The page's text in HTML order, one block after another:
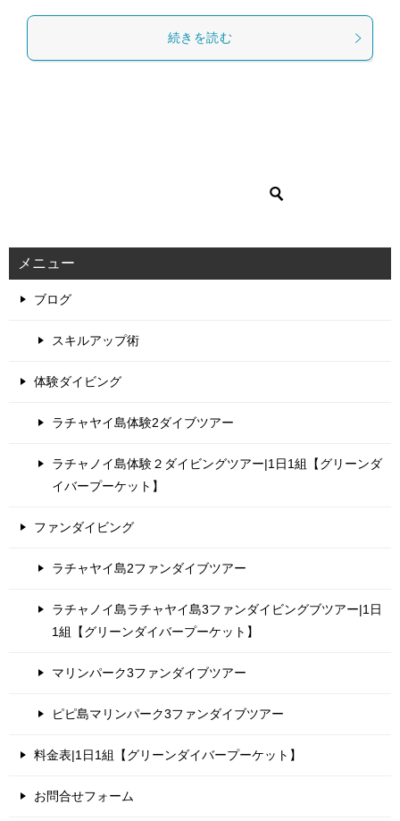
続きを読む
メニュー
ブログ
スキルアップ術
体験ダイビング
ラチャヤイ島体験2ダイブツアー
ラチャノイ島体験２ダイビングツアー|1日1組【グリーンダ
イバープーケット】
ファンダイビング
ラチャヤイ島2ファンダイブツアー
ラチャノイ島ラチャヤイ島3ファンダイビングブツアー|1日
1組【グリーンダイバープーケット】
マリンパーク3ファンダイブツアー
ピピ島マリンパーク3ファンダイブツアー
料金表|1日1組【グリーンダイバープーケット】
お問合せフォーム